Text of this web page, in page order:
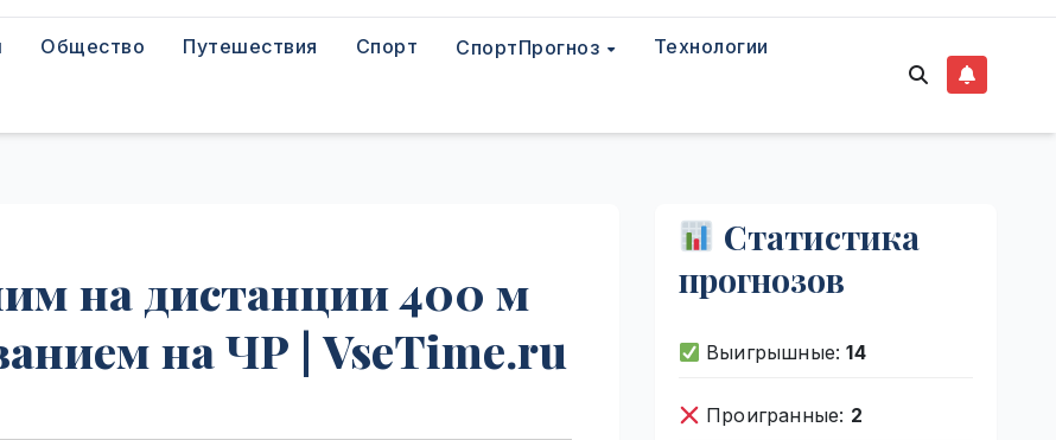
Общество Путешествия Спорт СпортПрогноз Технологии
на дистанции 400 м
на ЧР | VseTime.ru
Статистика
прогнозов
Выигрышные:14
Проигранные: 2